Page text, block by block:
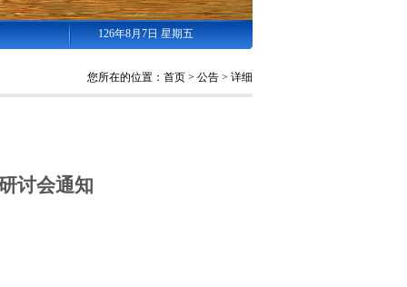
126年8月7日 星期五
您所在的位置： 首页> 公告> 详细
讨会通知